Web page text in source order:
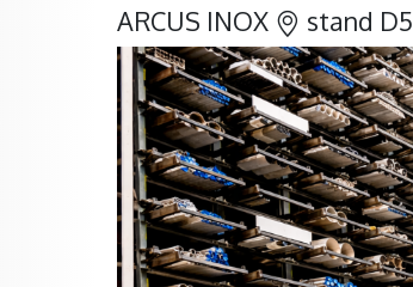
ARCUS INOX stand D5